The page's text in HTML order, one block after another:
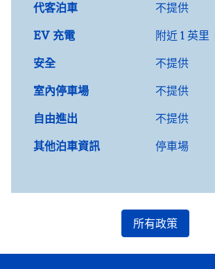
代客泊車
不提供
EV 充電
附近 1 英里
安全
不提供
室內停車場
不提供
自由進出
不提供
其他泊車資訊
停車場
所有政策